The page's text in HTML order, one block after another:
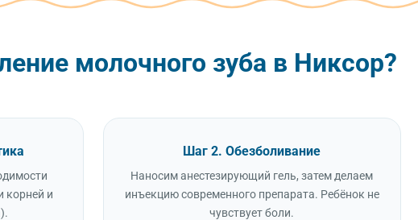
молочного зуба в Никсор?
корней и
Шаг 2. Обезболивание
Наносим анестезирующий гель, затем делаем
инъекцию современного препарата. Ребёнок не
чувствует боли.